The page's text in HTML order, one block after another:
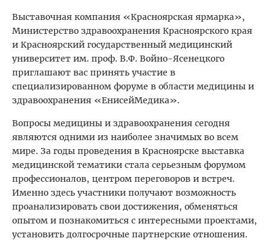
Выставочная компания «Красноярская ярмарка»,
Министерство здравоохранения Красноярского края
и Красноярский государственный медицинский
университет им. проф. В.Ф. Войно-Ясенецкого
приглашают вас принять участие в
специализированном форуме в области медицины и
здравоохранения «ЕнисейМедика».
Вопросы медицины и здравоохранения сегодня
являются одними из наиболее значимых во всем
мире. За годы проведения в Красноярске выставка
медицинской тематики стала серьезным форумом
профессионалов, центром переговоров и встреч.
Именно здесь участники получают возможность
проанализировать свои достижения, обменяться
опытом и познакомиться с интересными проектами,
установить долгосрочные партнерские отношения.